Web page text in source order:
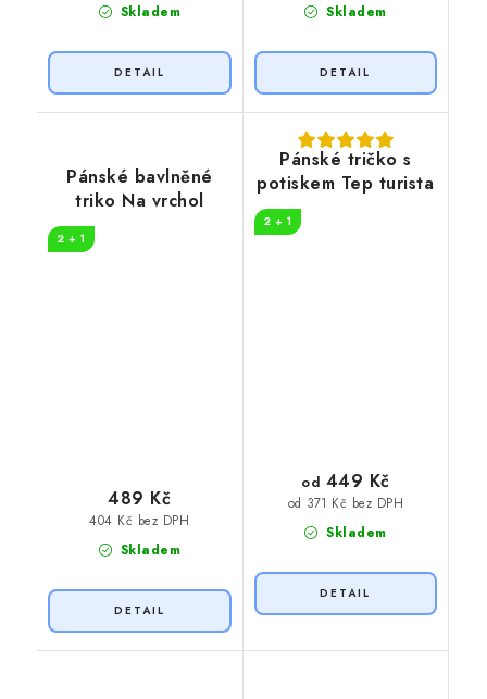
Skladem Skladem
Pánské bavlněné
triko Na vrchol
2 + 1
Skladem
404 Kč bez DPH
489 Kč
Pánské tričko s
potiskem Tep turista
2 + 1
Skladem
od 371 Kč bez DPH
od 449 Kč